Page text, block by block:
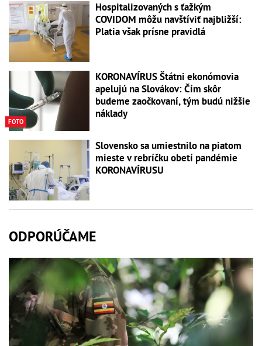
Hospitalizovaných s ťažkým
COVIDOM môžu navštíviť najbližší:
Platia však prísne pravidlá
FOTO
KORONAVÍRUS Štátni ekonómovia
apelujú na Slovákov: Čím skôr
budeme zaočkovaní, tým budú nižšie
náklady
Slovensko sa umiestnilo na piatom
mieste v rebríčku obetí pandémie
KORONAVÍRUSU
ODPORÚČAME